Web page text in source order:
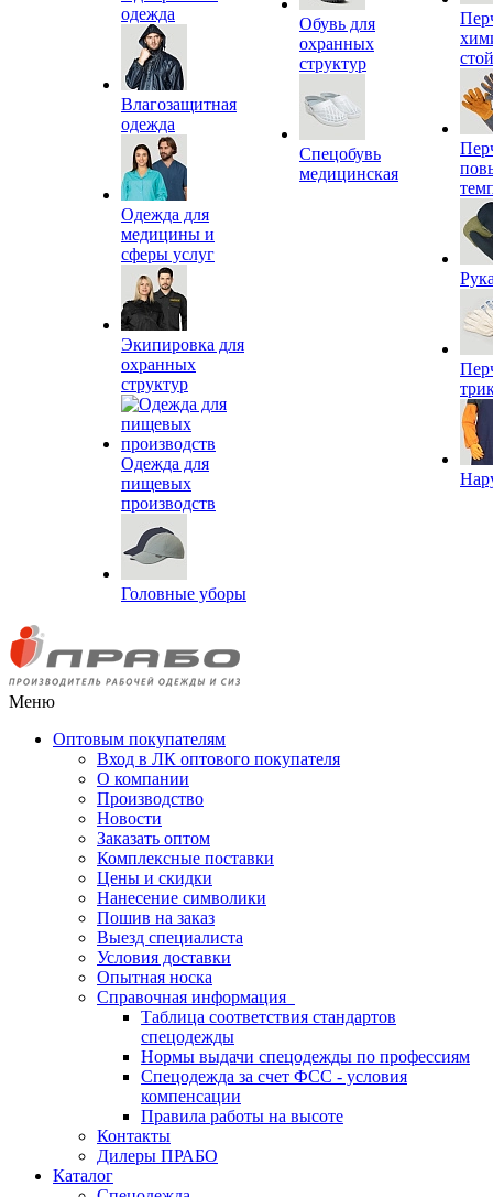
одежда
Влагозащитная
одежда
Одежда для
медицины и
сферы услуг
Экипировка для
охранных
структур
Одежда для
пищевых
производств
Головные уборы
Обувь для
охранных
структур
Спецобувь
медицинская
Меню
Оптовым покупателям
Вход в ЛК оптового покупателя
О компании
Производство
Новости
Заказать оптом
Комплексные поставки
Цены и скидки
Нанесение символики
Пошив на заказ
Выезд специалиста
Условия доставки
Опытная носка
Справочная информация
Таблица соответствия стандартов
спецодежды
Нормы выдачи спецодежды по профессиям
Спецодежда за счет ФСС - условия
компенсации
Правила работы на высоте
Контакты
Дилеры ПРАБО
Каталог